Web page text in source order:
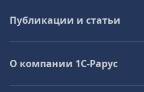
Публикации и статьи
О компании 1C-Рарус